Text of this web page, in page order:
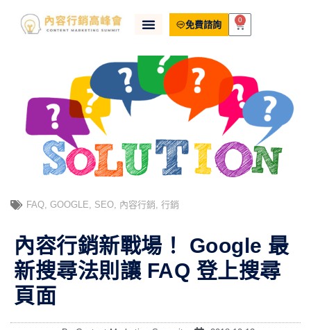
免費諮詢 0
FAQ, GOOGLE, SEO, 內容行銷, 行銷
內容行銷新戰場！ Google 最
新搜尋法則讓 FAQ 登上搜尋
頁面